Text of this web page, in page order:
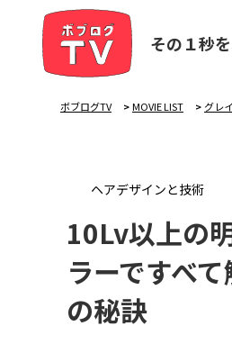
その１秒
ボブログTV >MOVIE LIST > グレ
ヘアデザインと技術
10Lv以上の
ラーですべ
の秘訣